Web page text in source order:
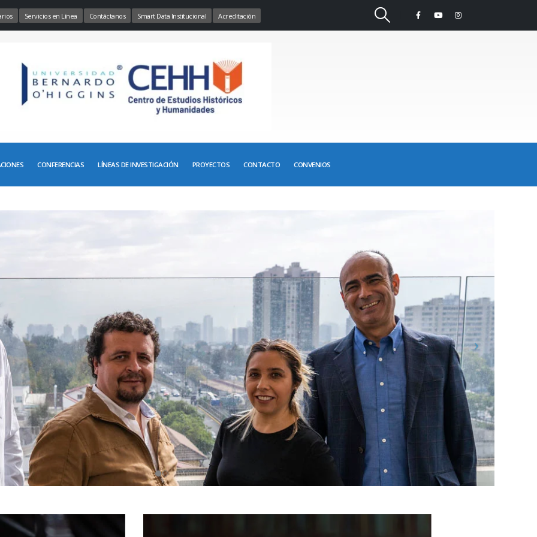
Servicios en Línea Contáctanos Smart Data Institucional Acreditación
CONFERENCIAS LÍNEAS DE INVESTIGACIÓN PROYECTOS CONTACTO CONVENIOS